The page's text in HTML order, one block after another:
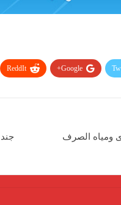
Google+
ReddIt
ومياه الصرف